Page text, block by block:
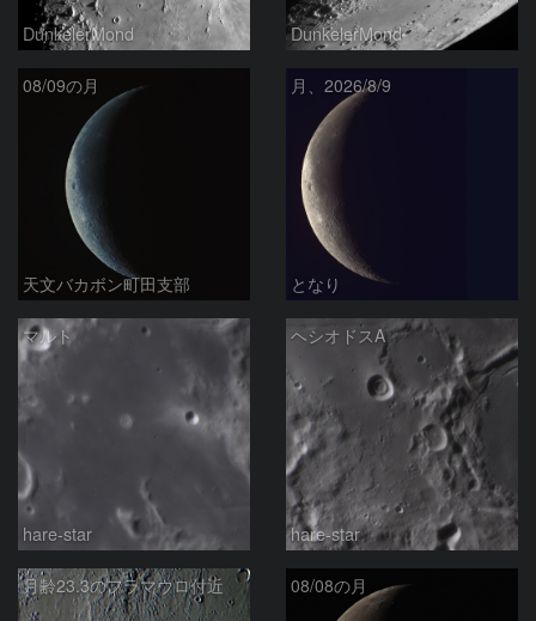
DunkelerMond DunkelerMond
08/09の月
天文バカボン町田支部
月、2026/8/9
となり
マルト
hare-star
ヘシオドスA
hare-star
月齢23.3のフラマウロ付近 08/08の月